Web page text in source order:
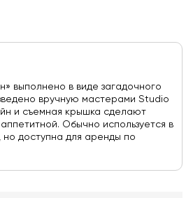
выполнено в виде загадочного
вручную мастерами Studio
и съемная крышка сделают
Обычно используется в
доступна для аренды по